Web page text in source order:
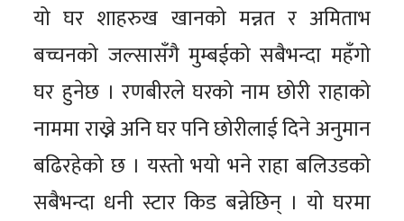
यो घर शाहरुख खानको मन्नत र अमिताभ
बच्चनको जल्सासँगै मुम्बईको सबैभन्दा महँगो
घर हुनेछ । रणबीरले घरको नाम छोरी राहाको
नाममा राख्ने अनि घर पनि छोरीलाई दिने अनुमान
बढिरहेको छ । यस्तो भयो भने राहा बलिउडको
सबैभन्दा धनी स्टार किड बन्नेछिन् । यो घरमा